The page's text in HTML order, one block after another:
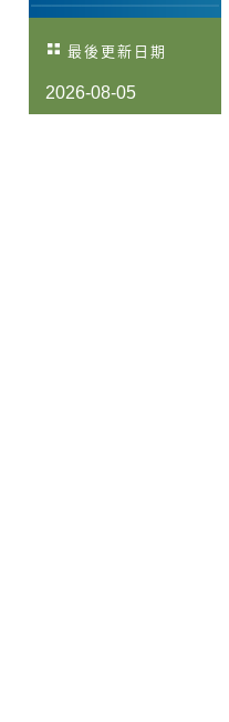
最後更新日期
2026-08-05